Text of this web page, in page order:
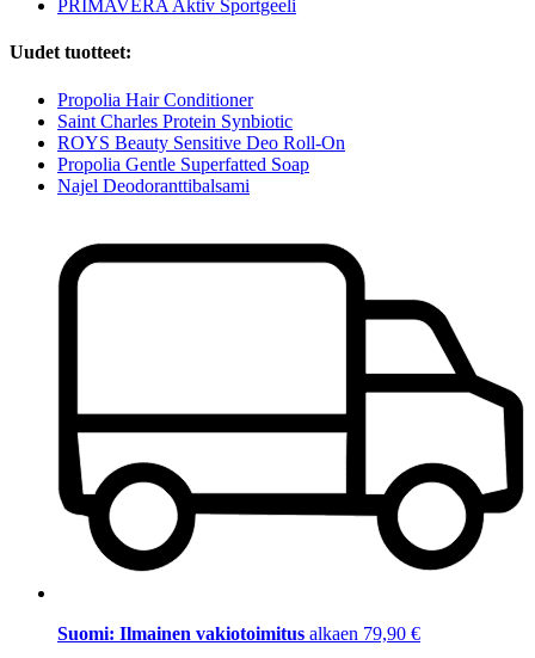
PRIMAVERA Aktiv Sportgeeli
Uudet tuotteet:
Propolia Hair Conditioner
Saint Charles Protein Synbiotic
ROYS Beauty Sensitive Deo Roll-On
Propolia Gentle Superfatted Soap
Najel Deodoranttibalsami
Suomi: Ilmainen vakiotoimitus alkaen 79,90 €